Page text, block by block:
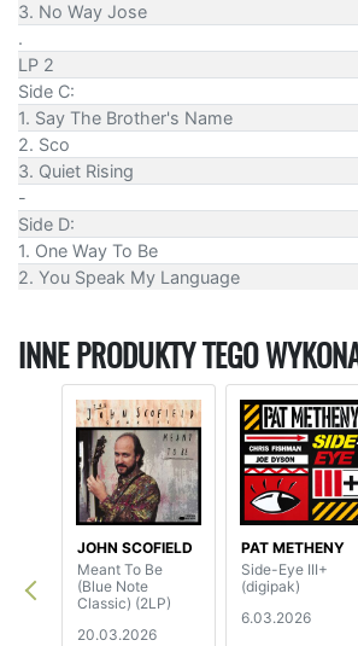
3. No Way Jose
.
LP 2
Side C:
1. Say The Brother's Name
2. Sco
3. Quiet Rising
-
Side D:
1. One Way To Be
2. You Speak My Language
INNE PRODUKTY TEGO
JOHN SCOFIELD
Meant To Be
(Blue Note
Classic) (2LP)
20.03.2026
PAT METHENY
Side-Eye III+
(digipak)
6.03.2026